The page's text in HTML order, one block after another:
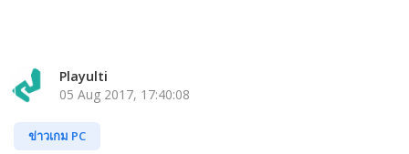
Playulti
05 Aug 2017, 17:40:08
ข่าวเกม PC